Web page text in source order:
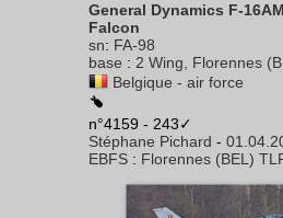
General Dynamics F-
Falcon
sn: FA-98
base : 2 Wing, Florennes
Belgique - air force
n°4159 - 243✓
Stéphane Pichard -
EBFS : Florennes (BEL)